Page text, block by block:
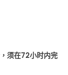
须在72小时内完